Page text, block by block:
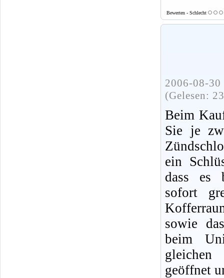
Bewerten - Schlecht
2006-08-
(Gelesen:
Beim
Sie je
ein
dass es
sofort
sowie
beim
geöffnet